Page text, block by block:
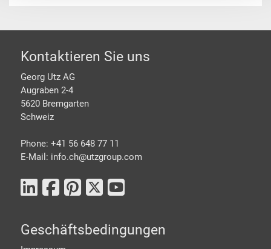
Footer
Kontaktieren Sie uns
Georg Utz AG
Augraben 2-4
5620 Bremgarten
Schweiz
Phone: +41 56 648 77 11
E-Mail: info.ch@utzgroup.com
Geschäftsbedingungen